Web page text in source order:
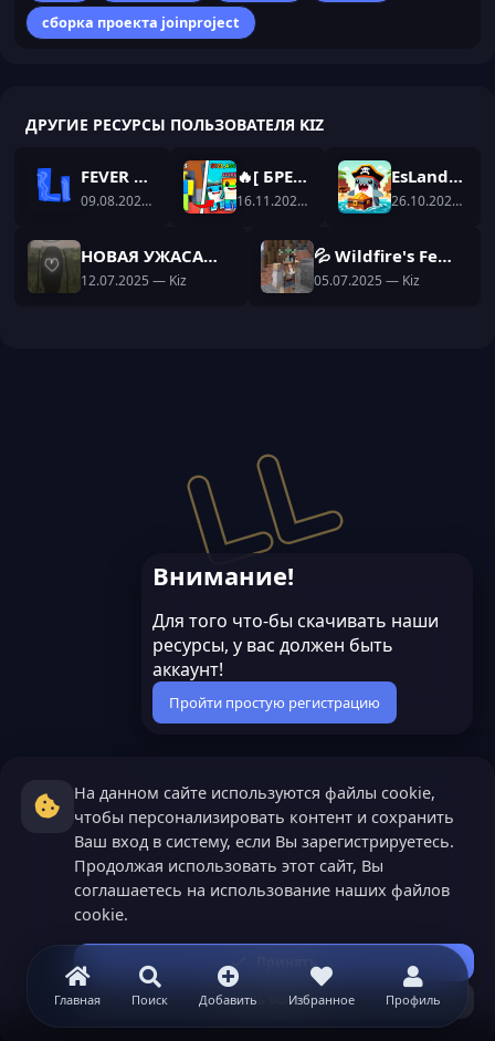
Главная Поиск Добавить Избранное Профиль
сборка проекта joinproject
ДРУГИЕ РЕСУРСЫ ПОЛЬЗОВАТЕЛЯ KIZ
FEVER VIZUALS -БЕСПЛАТНЫЕ ВИЗУАЛЫ 1.16.5 НА Fabric
09.08.2025 — Kiz
🔥[ БРЕЙНРОТ ДИЛЕР + 3 ДОРОГИ ] 😎 STEAL A BRAINROT С АДМИН ПАНЕЛЬЮ КАК В ОРИГИНАЛЕ 🔥
16.11.2025 — Kiz
EsLand | Остров в море
26.10.2025 —
НОВАЯ УЖАСАЮЩАЯ ХОРРОР СБОРКА БРАТИШКИНА
12.07.2025 — Kiz
💦 Wildfire's Female Gender 😋
05.07.2025 — Kiz
Внимание!
Для того что-бы скачивать наши
ресурсы, у вас должен быть
аккаунт!
Пройти простую регистрацию
На данном сайте используются файлы cookie,
чтобы персонализировать контент и сохранить
Ваш вход в систему, если Вы зарегистрируетесь.
Продолжая использовать этот сайт, Вы
соглашаетесь на использование наших файлов
cookie.
Принять
Узнать больше...